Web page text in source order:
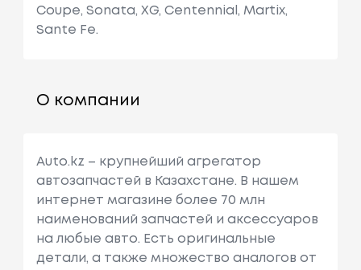
Coupe, Sonata, XG, Centennial, Martix,
Sante Fe.
О компании
Auto.kz – крупнейший агрегатор
автозапчастей в Казахстане. В нашем
интернет магазине более 70 млн
наименований запчастей и аксессуаров
на любые авто. Есть оригинальные
детали, а также множество аналогов от